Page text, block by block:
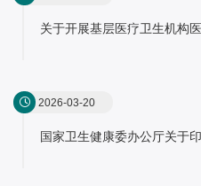
关于开展基层医疗卫生机构
2026-03-20
国家卫生健康委办公厅关于